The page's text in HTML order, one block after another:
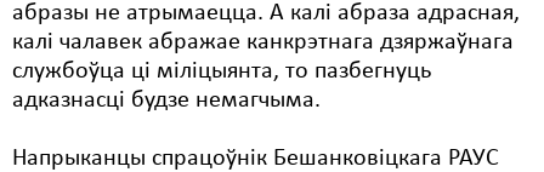
абразы не атрымаецца. А калі абраза адрасная,
калі чалавек абражае канкрэтнага дзяржаўнага
службоўца ці міліцыянта, то пазбегнуць
адказнасці будзе немагчыма.
Напрыканцы спрацоўнік Бешанковіцкага РАУС